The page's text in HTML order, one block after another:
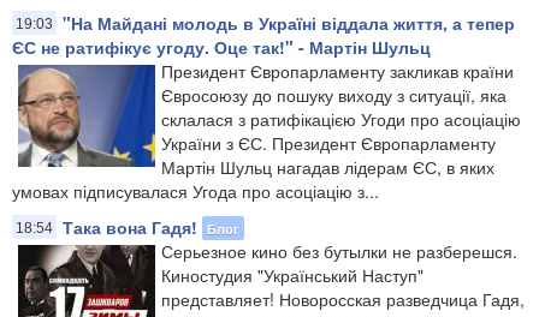
19:03
"На Майдані молодь в Україні віддала життя, а тепер
ЄС не ратифікує угоду. Оце так!" - Мартін Шульц
​Президент Європарламенту закликав країни
Євросоюзу до пошуку виходу з ситуації, яка
склалася з ратифікацією Угоди про асоціацію
України з ЄС​. Президент Європарламенту
Мартін Шульц нагадав лідерам ЄС, в яких
умовах підписувалася Угода про асоціацію з...
18:54 Така вона Гадя! Блог
Серьезное кино без бутылки не разберешся.
Киностудия "Український Наступ"
представляет! Новоросская разведчица Гадя,